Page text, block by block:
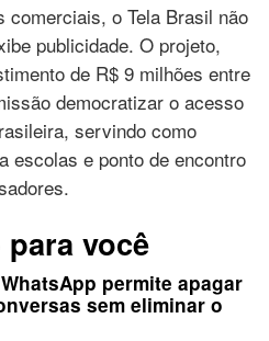
comerciais, o Tela Brasil não
publicidade. O projeto,
de R$ 9 milhões entre
democratizar o acesso
servindo como
escolas e ponto de encontro
você
permite apagar
sem eliminar o